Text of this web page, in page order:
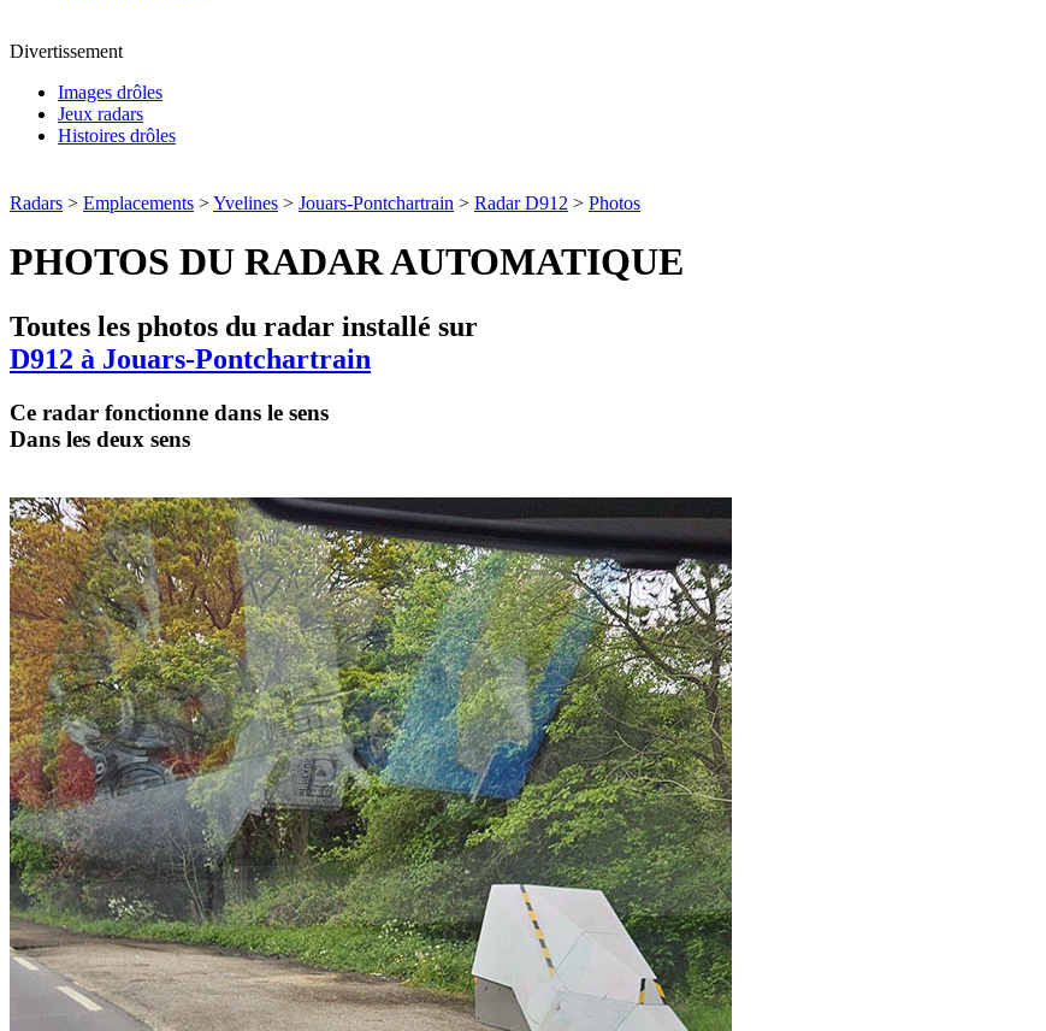
Divertissement
Images drôles
Jeux radars
Histoires drôles
Radars > Emplacements >Yvelines > Jouars-Pontchartrain > Radar D912 > Photos
PHOTOS DU RADAR AUTOMATIQUE
Toutes les photos du radar installé sur
D912 à Jouars-Pontchartrain
Ce radar fonctionne dans le sens
Dans les deux sens